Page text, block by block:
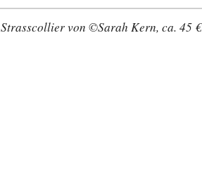
Strasscollier von ©Sarah Kern, ca. 45 €